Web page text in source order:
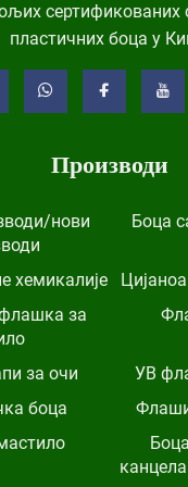
пластичних боца у
Производи
нови
Боца
хемикалије
за
за очи
УВ
боца